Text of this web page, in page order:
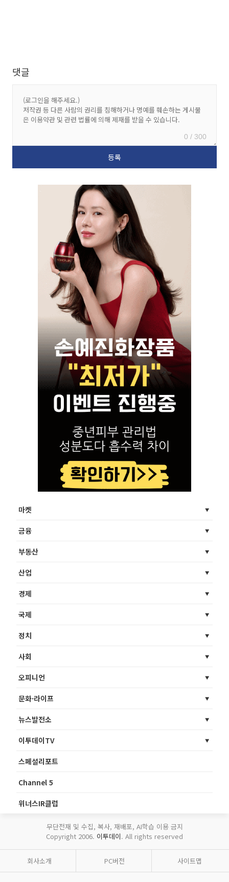
댓글
0 / 300
마켓
금융
부동산
산업
경제
국제
정치
사회
오피니언
문화·라이프
뉴스발전소
이투데이TV
스페셜리포트
Channel 5
위너스IR클럽
무단전재 및 수집, 복사, 재배포, AI학습 이용 금지
Copyright 2006. 이투데이. All rights reserved
회사소개 PC버전 사이트맵